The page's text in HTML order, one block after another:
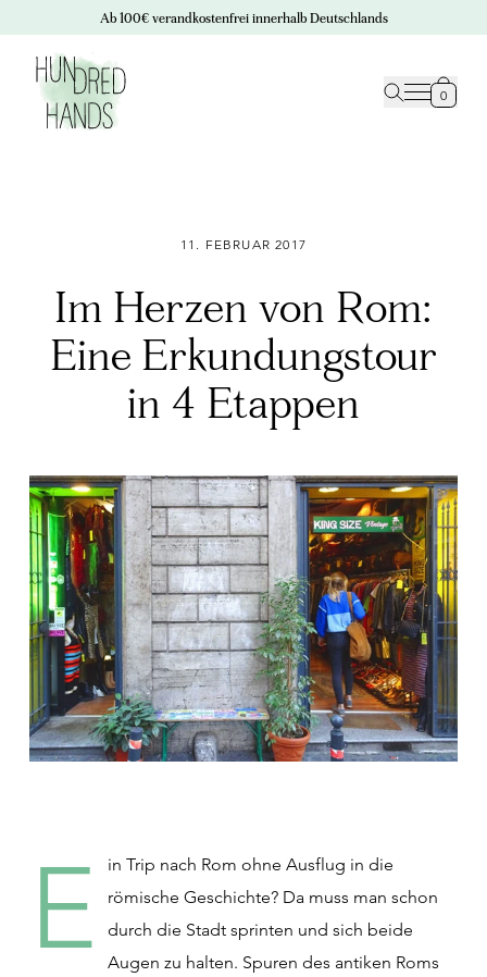
Ab 100€ verandkostenfrei innerhalb Deutschlands
0
11. FEBRUAR 2017
Im Herzen von Rom:
Eine Erkundungstour
in 4 Etappen
E
in Trip nach Rom ohne Ausflug in die
römische Geschichte? Da muss man schon
durch die Stadt sprinten und sich beide
Augen zu halten. Spuren des antiken Roms